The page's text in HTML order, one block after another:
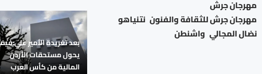
بعد تغريدة الأمير
يحول مستحقات الأردن
المالية من كأس العرب
مهرجان جرش
مهرجان جرش للثقافة والفنون نتنياهو
نضال المجالي واشنطن